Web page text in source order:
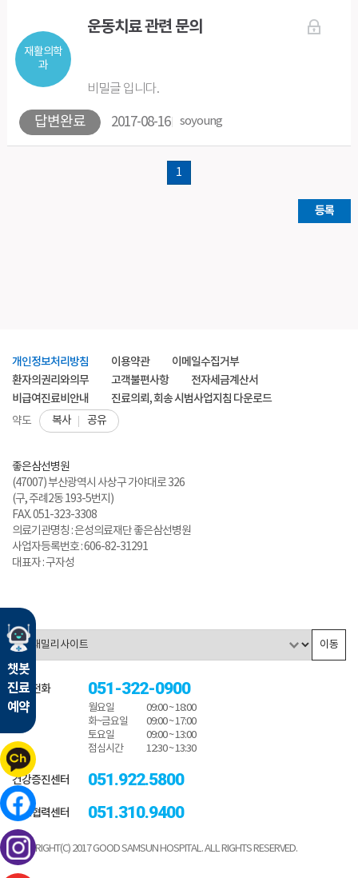
재활의학
과
운동치료 관련 문의
답변완료
비밀글 입니다.
2017-08-16 soyoung
1
등록
개인정보처리방침 이용약관
이메일수집거부
환자의권리와의무
고객불편사항
전자세금계산서
비급여진료비안내
진료의뢰, 회송 시범사업지침 다운로드
약도 복사 공유
좋은삼선병원
(47007) 부산광역시 사상구 가야대로 326
(구, 주례2동 193-5번지)
FAX. 051-323-3308
의료기관명칭 : 은성의료재단 좋은삼선병원
사업자등록번호 : 606-82-31291
대표자 : 구자성
이동
대표전화 051-322-0900
월요일
09:00 ~ 18:00
화~금요일
09:00 ~ 17:00
토요일
09:00 ~ 13:00
점심시간
12:30 ~ 13:30
건강증진센터 051.922.5800
진료협력센터 051.310.9400
COPYRIGHT(C) 2017 GOOD SAMSUN HOSPITAL. ALL RIGHTS RESERVED.
챗봇
진료
예약